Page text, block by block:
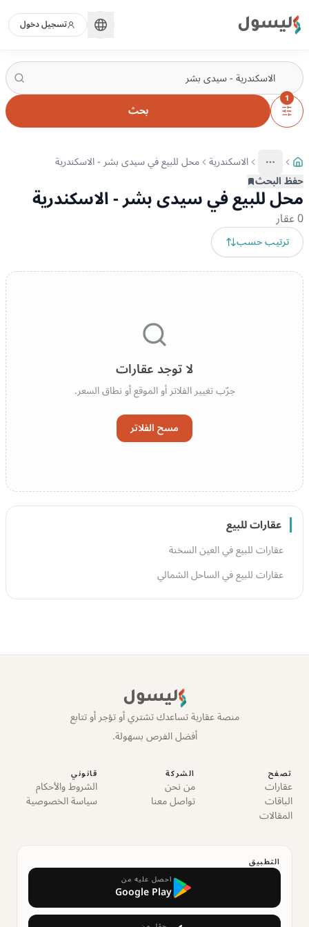
ليسول تسجيل دخول
1
بحث
More
عرض المزيد من المسارات
الاسكندرية محل للبيع في سيدى بشر - الاسكندرية
حفظ البحث
محل للبيع في سيدى بشر - الاسكندرية
0عقار
ترتيب حسب
لا توجد عقارات
جرّب تغيير الفلاتر أو الموقع أو نطاق السعر.
مسح الفلاتر
عقارات للبيع
عقارات للبيع في العين السخنة
عقارات للبيع في الساحل الشمالي
ليسول
منصة عقارية تساعدك تشتري أو تؤجر أو تتابع
أفضل الفرص بسهولة.
تصفح
عقارات
الباقات
المقالات
الشركة
من نحن
تواصل معنا
قانوني
الشروط والأحكام
سياسة الخصوصية
التطبيق
احصل عليه من
Google Play